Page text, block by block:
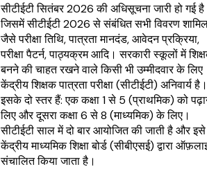
सीटीईटी सितंबर 2026 की अधिसूचना जारी हो गई है
जिसमें सीटीईटी 2026 से संबंधित सभी विवरण
जैसे परीक्षा तिथि, पात्रता मानदंड, आवेदन प्रक्रिया,
परीक्षा पैटर्न, पाठ्यक्रम आदि।सरकारी स्कूलों में
बनने की चाहत रखने वाले किसी भी उम्मीदवार के लिए
केंद्रीय शिक्षक पात्रता परीक्षा (सीटीईटी) अनिवार्य है।
इसके दो स्तर हैं: एक कक्षा 1 से 5 (प्राथमिक) को
लिए और दूसरा कक्षा 6 से 8 (माध्यमिक) के लिए।
सीटीईटी साल में दो बार आयोजित की जाती है और इसे
केंद्रीय माध्यमिक शिक्षा बोर्ड (सीबीएसई) द्वारा
संचालित किया जाता है।